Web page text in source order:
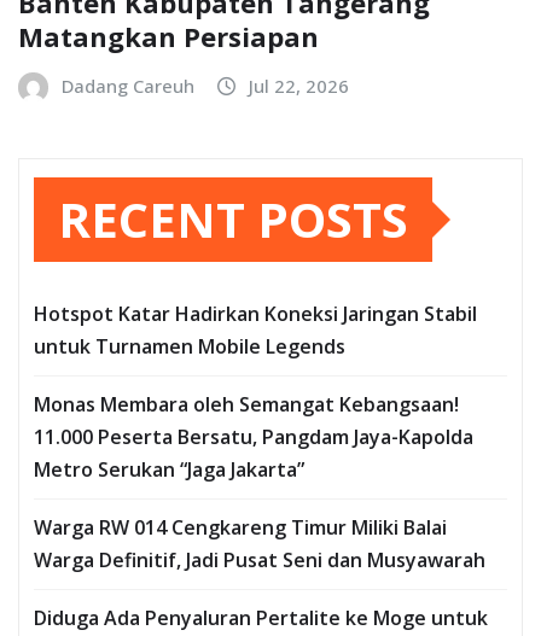
Matangkan Persiapan
Dadang Careuh Jul 22, 2026
RECENT POSTS
Hotspot Katar Hadirkan Koneksi Jaringan Stabil
untuk Turnamen Mobile Legends
Monas Membara oleh Semangat Kebangsaan!
11.000 Peserta Bersatu, Pangdam Jaya-Kapolda
Metro Serukan “Jaga Jakarta”
Warga RW 014 Cengkareng Timur Miliki Balai
Warga Definitif, Jadi Pusat Seni dan Musyawarah
Diduga Ada Penyaluran Pertalite ke Moge untuk